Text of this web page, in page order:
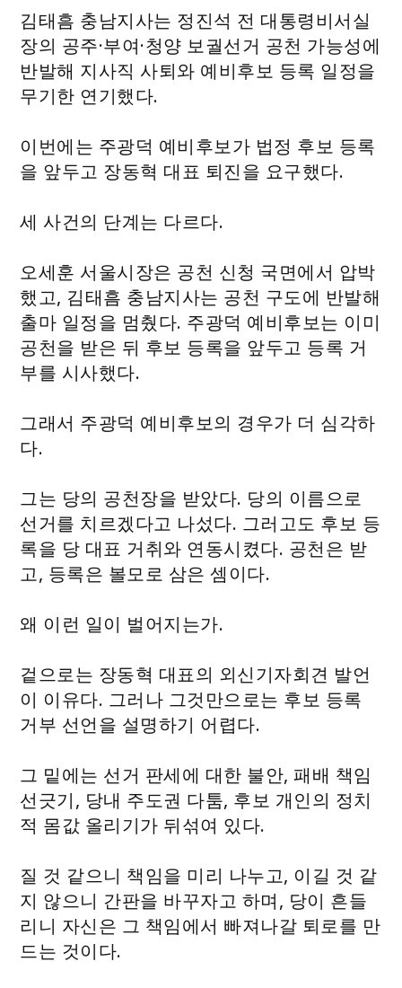
김태흠 충남지사는 정진석 전 대통령비서실
장의 공주·부여·청양 보궐선거 공천 가능성에
반발해 지사직 사퇴와 예비후보 등록 일정을
무기한 연기했다.
이번에는 주광덕 예비후보가 법정 후보 등록
을 앞두고 장동혁 대표 퇴진을 요구했다.
세 사건의 단계는 다르다.
오세훈 서울시장은 공천 신청 국면에서 압박
했고, 김태흠 충남지사는 공천 구도에 반발해
출마 일정을 멈췄다. 주광덕 예비후보는 이미
공천을 받은 뒤 후보 등록을 앞두고 등록 거
부를 시사했다.
그래서 주광덕 예비후보의 경우가 더 심각하
다.
그는 당의 공천장을 받았다. 당의 이름으로
선거를 치르겠다고 나섰다. 그러고도 후보 등
록을 당 대표 거취와 연동시켰다. 공천은 받
고, 등록은 볼모로 삼은 셈이다.
왜 이런 일이 벌어지는가.
겉으로는 장동혁 대표의 외신기자회견 발언
이 이유다. 그러나 그것만으로는 후보 등록
거부 선언을 설명하기 어렵다.
그 밑에는 선거 판세에 대한 불안, 패배 책임
선긋기, 당내 주도권 다툼, 후보 개인의 정치
적 몸값 올리기가 뒤섞여 있다.
질 것 같으니 책임을 미리 나누고, 이길 것 같
지 않으니 간판을 바꾸자고 하며, 당이 흔들
리니 자신은 그 책임에서 빠져나갈 퇴로를 만
드는 것이다.